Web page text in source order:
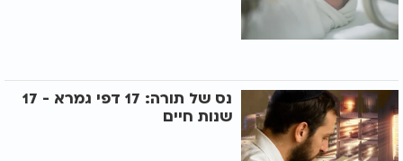
נס של תורה: 17 דפי גמרא - 17
שנות חיים